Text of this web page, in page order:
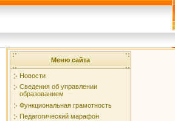
Меню сайта
Новости
Сведения об управлении
образованием
Функциональная грамотность
Педагогический марафон